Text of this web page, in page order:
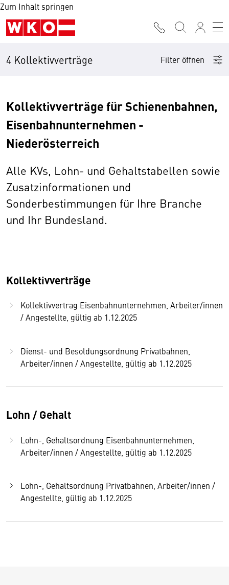
Zum Inhalt springen
4 Kollektivverträge Filter öffnen
Kollektivverträge für Schienenbahnen,
Eisenbahnunternehmen -
Niederösterreich
Alle KVs, Lohn- und Gehaltstabellen sowie
Zusatzinformationen und
Sonderbestimmungen für Ihre Branche
und Ihr Bundesland.
Kollektivverträge
Kollektivvertrag Eisenbahnunternehmen, Arbeiter/innen
/ Angestellte, gültig ab 1.12.2025
Dienst- und Besoldungsordnung Privatbahnen,
Arbeiter/innen / Angestellte, gültig ab 1.12.2025
Lohn / Gehalt
Lohn-, Gehaltsordnung Eisenbahnunternehmen,
Arbeiter/innen / Angestellte, gültig ab 1.12.2025
Lohn-, Gehaltsordnung Privatbahnen, Arbeiter/innen /
Angestellte, gültig ab 1.12.2025